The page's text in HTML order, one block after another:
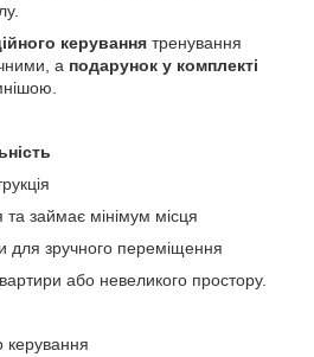
керування тренування
а подарунок у комплекті
займає мінімум місця
зручного переміщення
або невеликого простору.
керування